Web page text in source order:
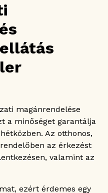
magánrendelése
a minőséget garantálja
Az otthonos,
az érkezést
valamint az
ezért érdemes egy